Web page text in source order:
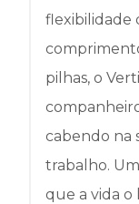
flexibilidade
pilhas, o
cabendo na
trabalho.
que a vida o